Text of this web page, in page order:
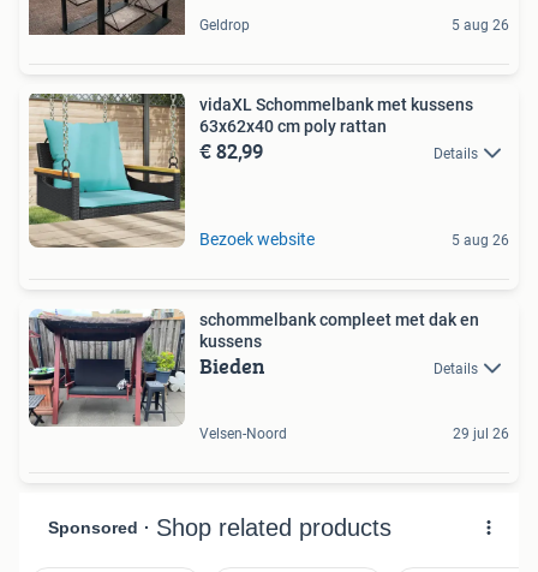
Geldrop 5 aug 26
vidaXL Schommelbank met kussens
63x62x40 cm poly rattan
€ 82,99 Details
Bezoek website 5 aug 26
schommelbank compleet met dak en
kussens
Bieden Details
Velsen-Noord 29 jul 26